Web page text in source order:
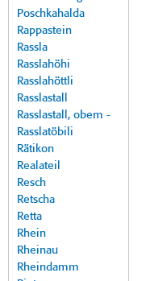
Poschkahalda
Rappastein
Rassla
Rasslahöhi
Rasslahöttli
Rasslastall
Rasslastall, obem -
Rasslatöbili
Rätikon
Realateil
Resch
Retscha
Retta
Rhein
Rheinau
Rheindamm